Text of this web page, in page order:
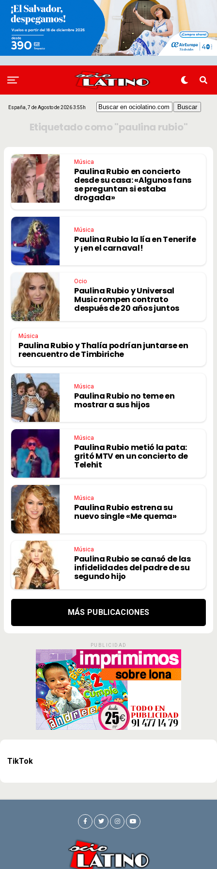
España, 7 de Agosto de 2026 3:55h
Etiquetado como "paulina rubio"
Música
Paulina Rubio en concierto
desde su casa: «Algunos fans
se preguntan si estaba
drogada»
Música
Paulina Rubio la lía en Tenerife
y ¡en el carnaval!
Ocio
Paulina Rubio y Universal
Music rompen contrato
después de 20 años juntos
Música
Paulina Rubio y Thalía podrían juntarse en
reencuentro de Timbiriche
Música
Paulina Rubio no teme en
mostrar a sus hijos
Música
Paulina Rubio metió la pata:
gritó MTV en un concierto de
Telehit
Música
Paulina Rubio estrena su
nuevo single «Me quema»
Música
Paulina Rubio se cansó de las
infidelidades del padre de su
segundo hijo
MÁS PUBLICACIONES
PUBLICIDAD
TikTok